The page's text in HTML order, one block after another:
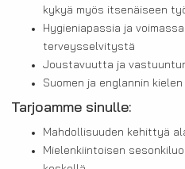
kykyä myös itsenäiseen
Hygieniapassia ja
terveysselvitystä
Joustavuutta ja
Suomen ja englannin
Tarjoamme sinulle:
Mahdollisuuden kehittyä
Mielenkiintoisen